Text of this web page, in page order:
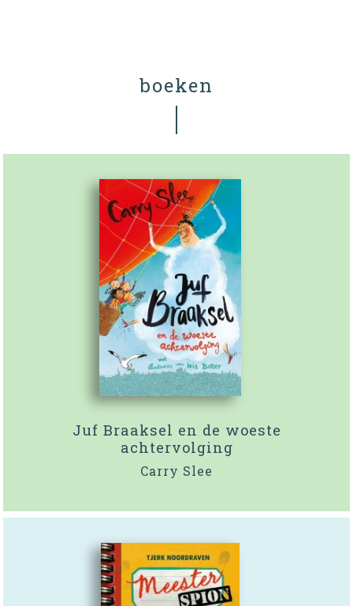
boeken
Juf Braaksel en de woeste
achtervolging
Carry Slee